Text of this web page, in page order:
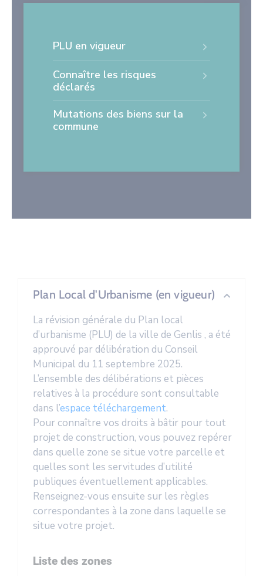
PLU en vigueur
Connaître les risques
déclarés
Mutations des biens sur la
commune
Plan Local d'Urbanisme (en vigueur)
La révision générale du Plan local
d’urbanisme (PLU) de la ville de Genlis , a été
approuvé par délibération du Conseil
Municipal du 11 septembre 2025.
L’ensemble des délibérations et pièces
relatives à la procédure sont consultable
dans l’espace téléchargement.
Pour connaître vos droits à bâtir pour tout
projet de construction, vous pouvez repérer
dans quelle zone se situe votre parcelle et
quelles sont les servitudes d’utilité
publiques éventuellement applicables.
Renseignez-vous ensuite sur les règles
correspondantes à la zone dans laquelle se
situe votre projet.
Liste des zones